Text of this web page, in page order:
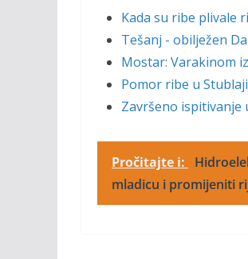
Kada su ribe plivale
Tešanj - obilježen
Mostar: Varakinom
Pomor ribe u Stublaji
Završeno ispitivanje
Pročitajte i:
mladicu i promijeniti